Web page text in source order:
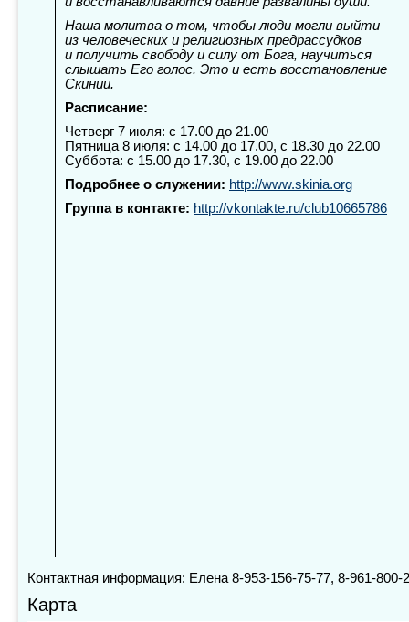
Наша молитва о том, чтобы люди могли выйти
из человеческих и религиозных предрассудков
и получить свободу и силу от Бога, научиться
слышать Его голос. Это и есть восстановление
Cкинии.
Расписание:
Четверг 7 июля: с 17.00 до 21.00
Пятница 8 июля: с 14.00 до 17.00, с 18.30 до 22.00
Суббота: с 15.00 до 17.30, с 19.00 до 22.00
Подробнее о служении: http://www.skinia.org
Группа в контакте: http://vkontakte.ru/club10665786
Контактная информация: Елена 8-953-156-75-77, 8-961-800-
Карта